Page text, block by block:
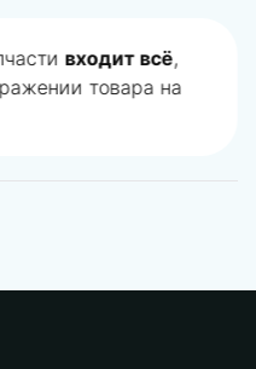
входит всё,
товара на